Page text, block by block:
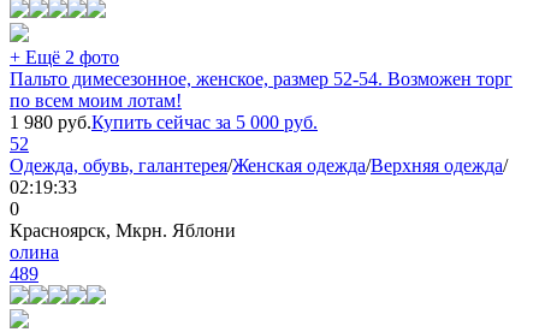
+ Ещё 2 фото
Пальто димесезонное, женское, размер 52-54. Возможен торг
по всем моим лотам!
1 980 руб.Купить сейчас за 5 000 руб.
52
Одежда, обувь, галантерея/Женская одежда/Верхняя одежда/
02:19:33
0
Красноярск, Мкрн. Яблони
олина
489